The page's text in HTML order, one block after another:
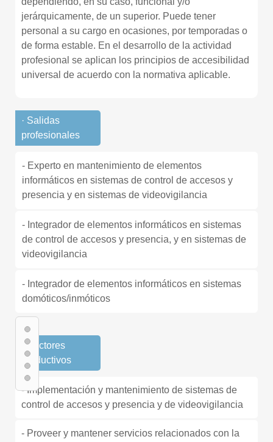
jerárquicamente, de un superior. Puede tener
personal a su cargo en ocasiones, por temporadas o
de forma estable. En el desarrollo de la actividad
profesional se aplican los principios de accesibilidad
universal de acuerdo con la normativa aplicable.
· Salidas
profesionales
- Experto en mantenimiento de elementos
informáticos en sistemas de control de accesos y
presencia y en sistemas de videovigilancia
- Integrador de elementos informáticos en sistemas
de control de accesos y presencia, y en sistemas de
videovigilancia
- Integrador de elementos informáticos en sistemas
domóticos/inmóticos
· Sectores
productivos
- Implementación y mantenimiento de sistemas de
control de accesos y presencia y de videovigilancia
- Proveer y mantener servicios relacionados con la